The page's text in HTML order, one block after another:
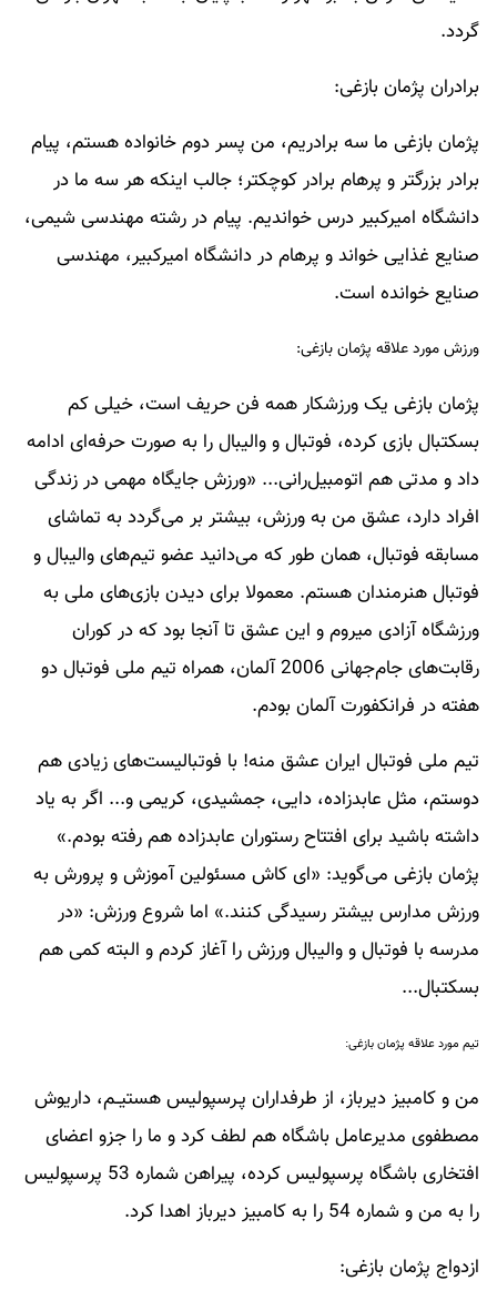
گردد.
برادران پژمان بازغی:
پژمان بازغی ما سه برادریم، من پسر دوم خانواده هستم، پیام
برادر بزرگتر و پرهام برادر کوچکتر؛ جالب اینکه هر سه‌ ما در
دانشگاه امیرکبیر درس خواندیم. پیام در رشته مهندسی شیمی،
صنایع غذایی خواند و پرهام در دانشگاه امیرکبیر، مهندسی
صنایع خوانده است.
ورزش مورد علاقه پژمان بازغی:
پژمان بازغی یک ورزشکار همه فن حریف است، خیلی کم
بسکتبال بازی کرده، فوتبال و والیبال را به صورت حرفه‌ای ادامه
داد و مدتی هم اتومبیل‌رانی... «ورزش جایگاه مهمی در زندگی
افراد دارد، عشق من به ورزش، بیشتر بر می‌گردد به تماشای
مسابقه فوتبال، همان طور که می‌دانید عضو تیم‌های والیبال و
فوتبال هنرمندان هستم. معمولا برای دیدن بازی‌های ملی به
ورزشگاه آزادی میروم و این عشق تا آنجا بود که در کوران
رقابت‌های جام‌جهانی 2006 آلمان، همراه تیم ملی فوتبال دو
هفته در فرانکفورت آلمان بودم.
تیم ملی فوتبال ایران عشق منه! با فوتبالیست‌های زیادی هم
دوستم، مثل عابدزاده، دایی، جمشیدی، کریمی و... اگر به یاد
داشته باشید برای افتتاح رستوران عابدزاده هم رفته بودم.»
پژمان بازغی می‌گوید: «ای کاش مسئولین آموزش و پرورش به
ورزش مدارس بیشتر رسیدگی کنند.» اما شروع ورزش: «در
مدرسه با فوتبال و والیبال ورزش را آغاز کردم و البته کمی هم
بسکتبال...
تیم مورد علاقه پژمان بازغی:
من و کامبیز دیرباز، از طرفداران پـرسپولیس هستیــم، داریوش
مصطفوی مدیرعامل باشگاه هم لطف کرد و ما را جزو اعضای
افتخاری باشگاه پرسپولیس کرده، پیراهن شماره 53 پرسپولیس
را به من و شماره 54 را به کامبیز دیرباز اهدا کرد.
ازدواج پژمان بازغی: